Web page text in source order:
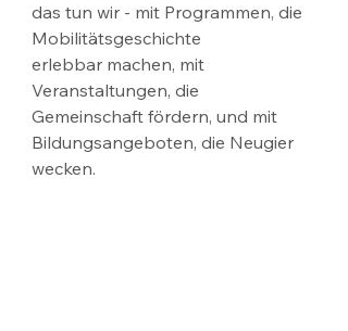
das tun wir - mit Programmen, die
Mobilitätsgeschichte
erlebbar machen, mit
Veranstaltungen, die
Gemeinschaft fördern, und mit
Bildungsangeboten, die Neugier
wecken.